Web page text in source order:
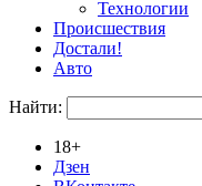
Технологии
Происшествия
Достали!
Авто
Найти:
18+
Дзен